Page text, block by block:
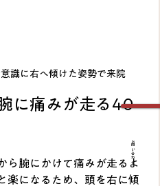
識に右へ傾けた姿勢で来院
に痛みが走る40
ら腕にかけて痛みが走るよ
楽になるため、頭を右に傾
お問い合わせ